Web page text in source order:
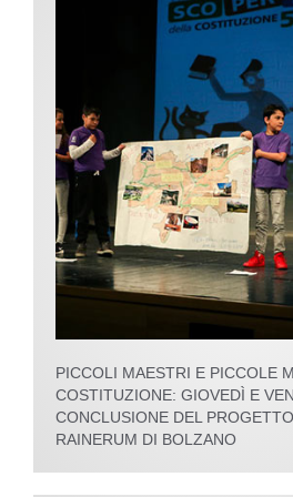
PICCOLI MAESTRI E PICCOLE
COSTITUZIONE: GIOVEDÌ E
CONCLUSIONE DEL
RAINERUM DI BOLZANO